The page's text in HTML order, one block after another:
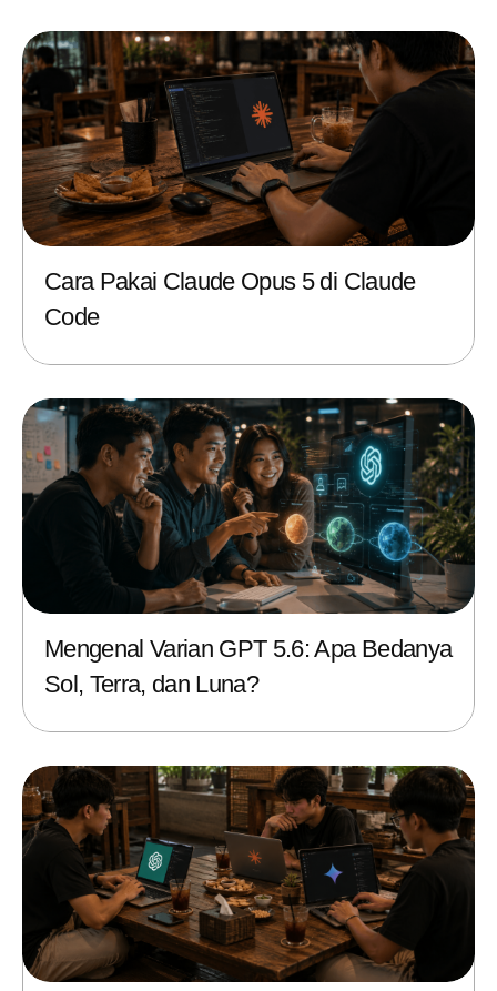
Cara Pakai Claude Opus 5 di Claude
Code
Mengenal Varian GPT 5.6: Apa Bedanya
Sol, Terra, dan Luna?